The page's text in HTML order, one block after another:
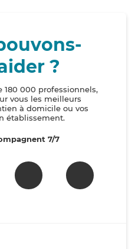
?
180 000 professionnels,
vous les meilleurs
à domicile ou vos
établissement.
7/7